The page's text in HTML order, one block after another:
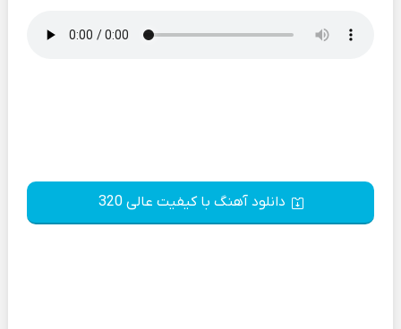
دانلود آهنگ با کیفیت عالی 320